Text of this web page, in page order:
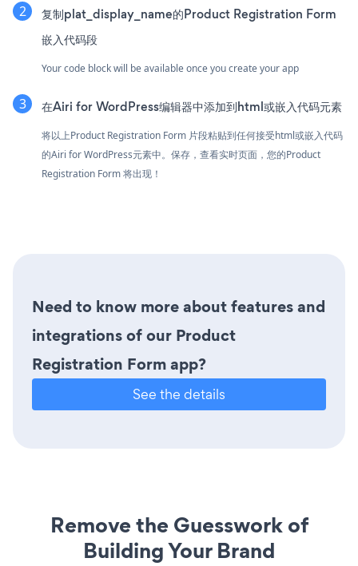
复制plat_display_name的Product Registration Form
嵌入代码段
Your code block will be available once you create your app
在Airi for WordPress编辑器中添加到html或嵌入代码元素
将以上Product Registration Form 片段粘贴到任何接受html或嵌入代码
的Airi for WordPress元素中。保存，查看实时页面，您的Product
Registration Form 将出现！
Need to know more about features and
integrations of our Product
Registration Form app?
See the details
Remove the Guesswork of
Building Your Brand